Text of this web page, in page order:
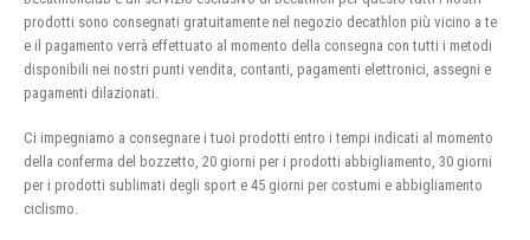
prodotti sono consegnati gratuitamente nel negozio decathlon più vicino a te
e il pagamento verrà effettuato al momento della consegna con tutti i metodi
disponibili nei nostri punti vendita, contanti, pagamenti elettronici, assegni e
pagamenti dilazionati.
Ci impegniamo a consegnare i tuoi prodotti entro i tempi indicati al momento
della conferma del bozzetto, 20 giorni per i prodotti abbigliamento, 30 giorni
per i prodotti sublimati degli sport e 45 giorni per costumi e abbigliamento
ciclismo.